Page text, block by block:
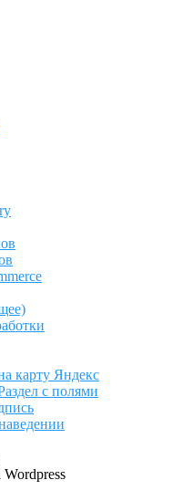
карту Яндекс
с полями